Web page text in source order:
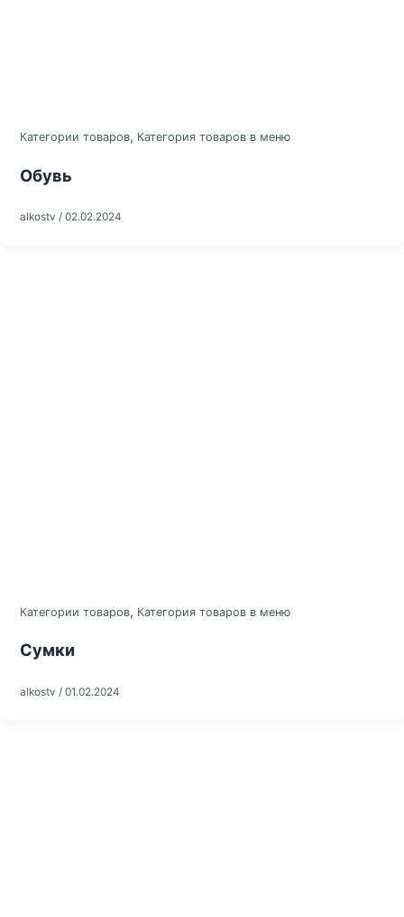
Категории товаров, Категория товаров в меню
Обувь
alkostv / 02.02.2024
Категории товаров, Категория товаров в меню
Сумки
alkostv / 01.02.2024